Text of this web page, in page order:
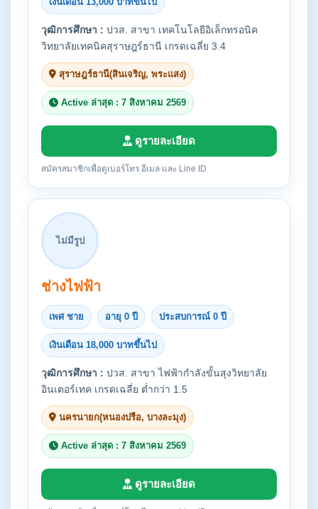
วุฒิการศึกษา : ปวส. สาขา เทคโนโลยีอิเล็กทรอนิค
วิทยาลัยเทคนิคสุราษฎร์ธานี เกรดเฉลี่ย 3.4
สุราษฎร์ธานี(สินเจริญ, พระแสง)
Active ล่าสุด : 7 สิงหาคม 2569
ดูรายละเอียด
สมัครสมาชิกเพื่อดูเบอร์โทร อีเมล และ Line ID
ไม่มีรูป
ช่างไฟฟ้า
เพศ ชาย อายุ 0 ปี ประสบการณ์ 0 ปี
เงินเดือน 18,000 บาทขึ้นไป
วุฒิการศึกษา : ปวส. สาขา ไฟฟ้ากำลังขั้นสุงวิทยาลัย
อินเตอร์เทค เกรดเฉลี่ย ต่ำกว่า 1.5
นครนายก(หนองปรือ, บางละมุง)
Active ล่าสุด : 7 สิงหาคม 2569
ดูรายละเอียด